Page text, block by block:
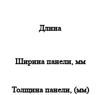
Длина
Ширина панели, мм
Толщина панели, (мм)